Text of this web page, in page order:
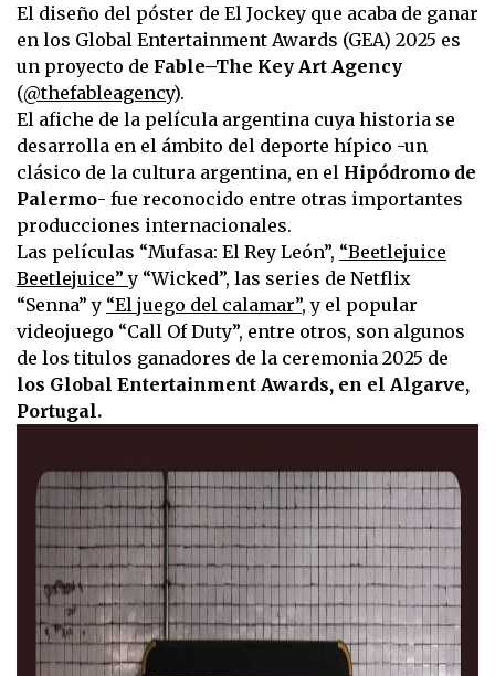
El diseño del póster de El Jockey que acaba de ganar
en los Global Entertainment Awards (GEA) 2025 es
un proyecto de Fable–The Key Art Agency
(@thefableagency).
El afiche de la película argentina cuya historia se
desarrolla en el ámbito del deporte hípico -un
clásico de la cultura argentina, en el Hipódromo de
Palermo- fue reconocido entre otras importantes
producciones internacionales.
Las películas “Mufasa: El Rey León”, “Beetlejuice
Beetlejuice”y “Wicked”, las series de Netflix
“Senna” y “El juego del calamar”, y el popular
videojuego “Call Of Duty”, entre otros, son algunos
de los titulos ganadores de la ceremonia 2025 de
los Global Entertainment Awards, en el Algarve,
Portugal.